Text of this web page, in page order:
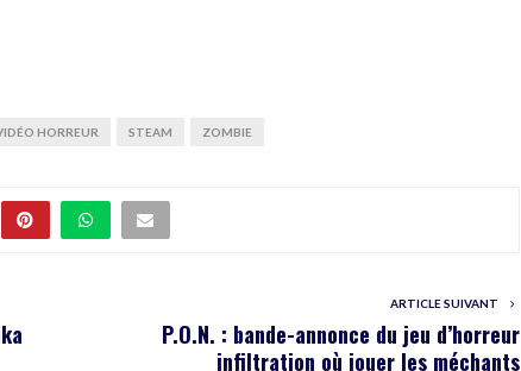
HORREUR STEAM ZOMBIE
ARTICLE SUIVANT
P.O.N. : bande-annonce du jeu d’horreur
infiltration où jouer les méchants